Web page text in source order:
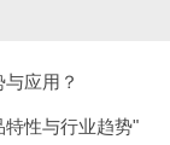
应用？
性与行业趋势"